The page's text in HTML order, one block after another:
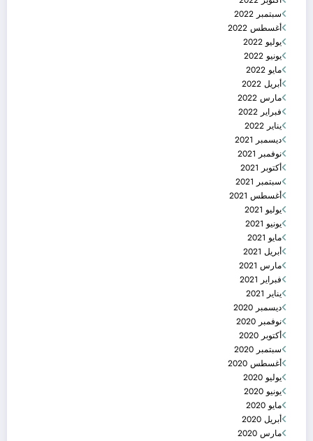
سبتمبر 2022
أغسطس 2022
يوليو 2022
يونيو 2022
مايو 2022
أبريل 2022
مارس 2022
فبراير 2022
يناير 2022
ديسمبر 2021
نوفمبر 2021
أكتوبر 2021
سبتمبر 2021
أغسطس 2021
يوليو 2021
يونيو 2021
مايو 2021
أبريل 2021
مارس 2021
فبراير 2021
يناير 2021
ديسمبر 2020
نوفمبر 2020
أكتوبر 2020
سبتمبر 2020
أغسطس 2020
يوليو 2020
يونيو 2020
مايو 2020
أبريل 2020
مارس 2020